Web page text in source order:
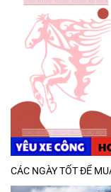
CÁC NGÀY TỐT ĐỂ